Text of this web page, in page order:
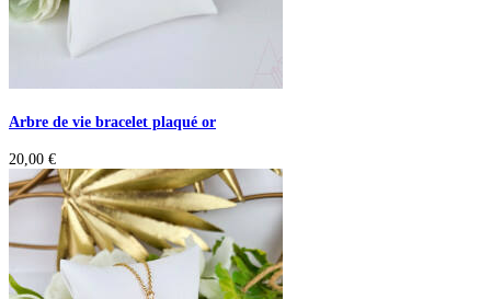
Arbre de vie bracelet plaqué or
20,00 €